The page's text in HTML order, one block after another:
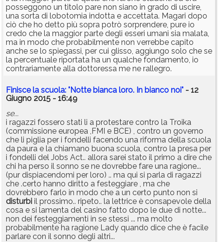
posseggono un titolo pare non siano in grado di uscire,
una sorta di lobotomia indotta e accettata. Magari dopo
ciò che ho detto più sopra potrò sorprendere, pure io
credo che la maggior parte degli esseri umani sia malata,
ma in modo che probabilmente non verrebbe capito
anche se lo spiegassi, per cui glisso, aggiungo solo che se
la percentuale riportata ha un qualche fondamento, io
contrariamente alla dottoressa me ne rallegro.
Finisce la scuola: "Notte bianca loro. In bianco noi" - 12
Giugno 2015 - 16:49
se...
i ragazzi fossero stati li a protestare contro la Troika
(commissione europea ,FMI e BCE) , contro un governo
che li piglia per i fondelli facendo una riforma della scuola
da paura e la chiamano buona scuola, contro la presa per
i fondelli del Jobs Act.. allora sarei stato il primo a dire che
chi ha perso il sonno se ne dovrebbe fare una ragione...
(pur dispiacendomi per loro) .. ma qui si parla di ragazzi
che .certo hanno diritto a festeggiare , ma che
dovrebbero farlo in modo che a un certo punto non si
disturbi il prossimo.. ripeto.. la lettrice è consapevole della
cosa e si lamenta del casino fatto dopo le due di notte...
non dei festeggiamenti in se stessi ... ma molto
probabilmente ha ragione Lady quando dice che è facile
parlare con il sonno degli altri...